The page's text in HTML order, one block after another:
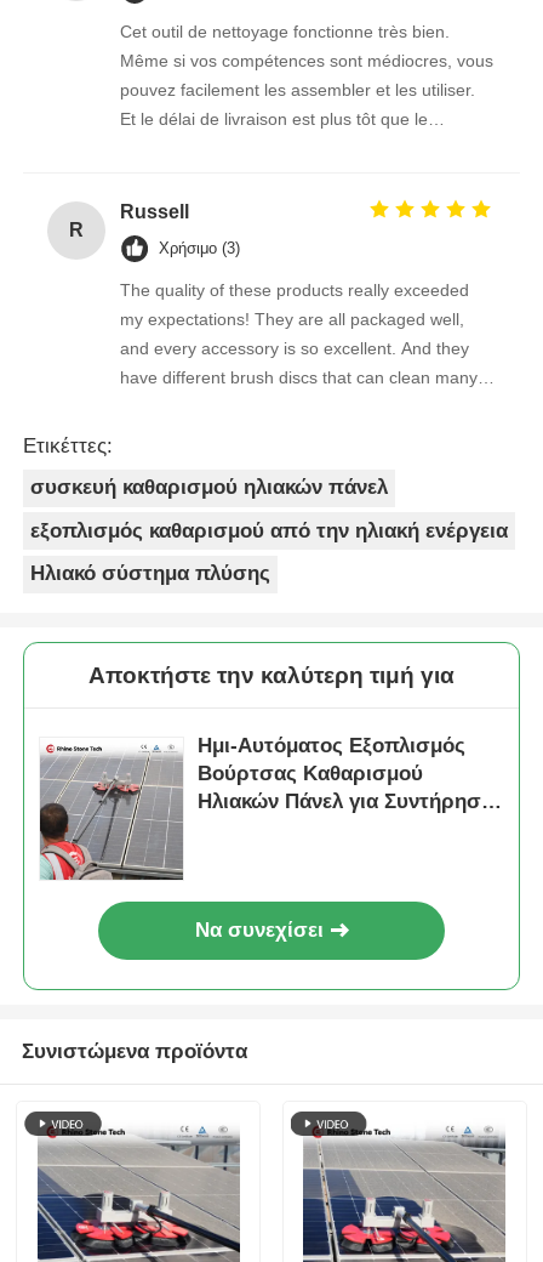
Cet outil de nettoyage fonctionne très bien.
Même si vos compétences sont médiocres, vous
pouvez facilement les assembler et les utiliser.
Et le délai de livraison est plus tôt que le
R
Russell
Χρήσιμο (3)
The quality of these products really exceeded
my expectations! They are all packaged well,
and every accessory is so excellent. And they
have different brush discs that can clean many
Ετικέττες:
συσκευή καθαρισμού ηλιακών πάνελ
εξοπλισμός καθαρισμού από την ηλιακή ενέργεια
Ηλιακό σύστημα πλύσης
Αποκτήστε την καλύτερη τιμή για
Ημι-Αυτόματος Εξοπλισμός
Βούρτσας Καθαρισμού
Ηλιακών Πάνελ για Συντήρηση
Να συνεχίσει
Συνιστώμενα προϊόντα